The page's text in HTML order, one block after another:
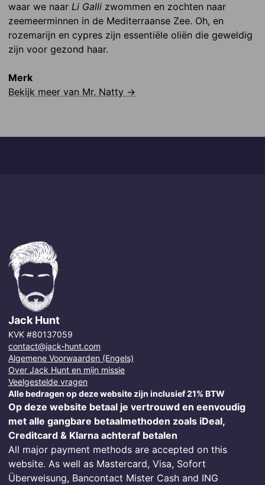
waar we naar Li Galli zwommen en zochten naar
zeemeerminnen in de Mediterraanse Zee. Oh, en
rozemarijn en cypres zijn essentiële oliën die geweldig
zijn voor gezond haar.
Merk
Bekijk meer van Mr. Natty →
Jack Hunt
KVK #80137059
contact@jack-hunt.com
Algemene Voorwaarden (Engels)
Over Jack Hunt en mijn missie
Veelgestelde vragen
Alle bedragen op deze website zijn inclusief 21% BTW
Op deze website betaal je vertrouwd en eenvoudig
met alle gangbare betaalmethoden zoals iDeal,
Creditcard & Klarna achteraf betalen
All major payment methods are accepted on this
website. As well as Mastercard, Visa, Sofort
Überweisung, Bancontact Mister Cash and ING